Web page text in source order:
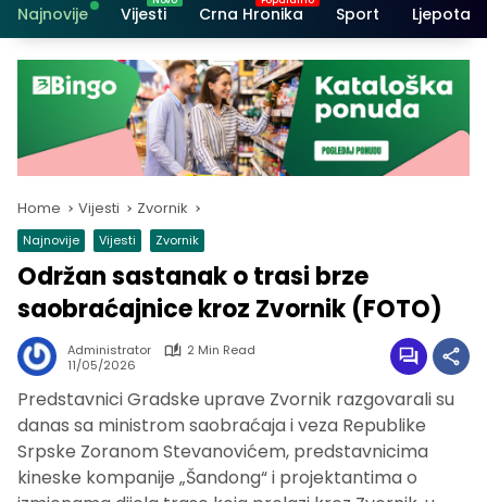
Najnovije Vijesti Crna Hronika Sport Ljepota i
Home Vijesti Zvornik
Najnovije Vijesti Zvornik
Održan sastanak o trasi brze
saobraćajnice kroz Zvornik (FOTO)
Administrator
2 Min Read
11/05/2026
Predstavnici Gradske uprave Zvornik razgovarali su
danas sa ministrom saobraćaja i veza Republike
Srpske Zoranom Stevanovićem, predstavnicima
kineske kompanije „Šandong“ i projektantima o